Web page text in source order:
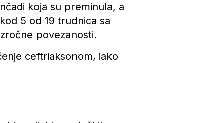
koja su preminula, a
5 od 19 trudnica sa
povezanosti.
ceftriaksonom, iako